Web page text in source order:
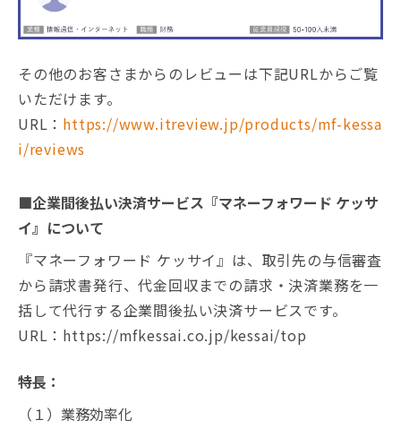
その他のお客さまからのレビューは下記URLからご覧
いただけます。
URL： https://www.itreview.jp/products/mf-kessa
i/reviews
■企業間後払い決済サービス『マネーフォワード ケッサ
イ』について
『マネーフォワード ケッサイ』は、取引先の与信審査
から請求書発行、代金回収までの請求・決済業務を一
括して代行する企業間後払い決済サービスです。
URL：https://mfkessai.co.jp/kessai/top
特長：
（１）業務効率化